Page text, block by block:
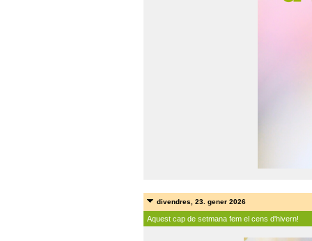
divendres, 23. gener 2026
Aquest cap de setmana fem el cens d'hivern!